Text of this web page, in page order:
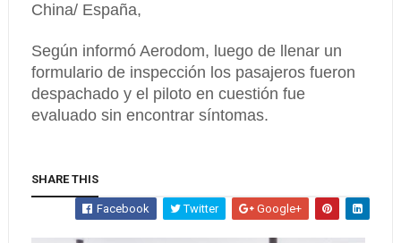
China/ España,
Según informó Aerodom, luego de llenar un
formulario de inspección los pasajeros fueron
despachado y el piloto en cuestión fue
evaluado sin encontrar síntomas.
SHARE THIS
Facebook Twitter Google+